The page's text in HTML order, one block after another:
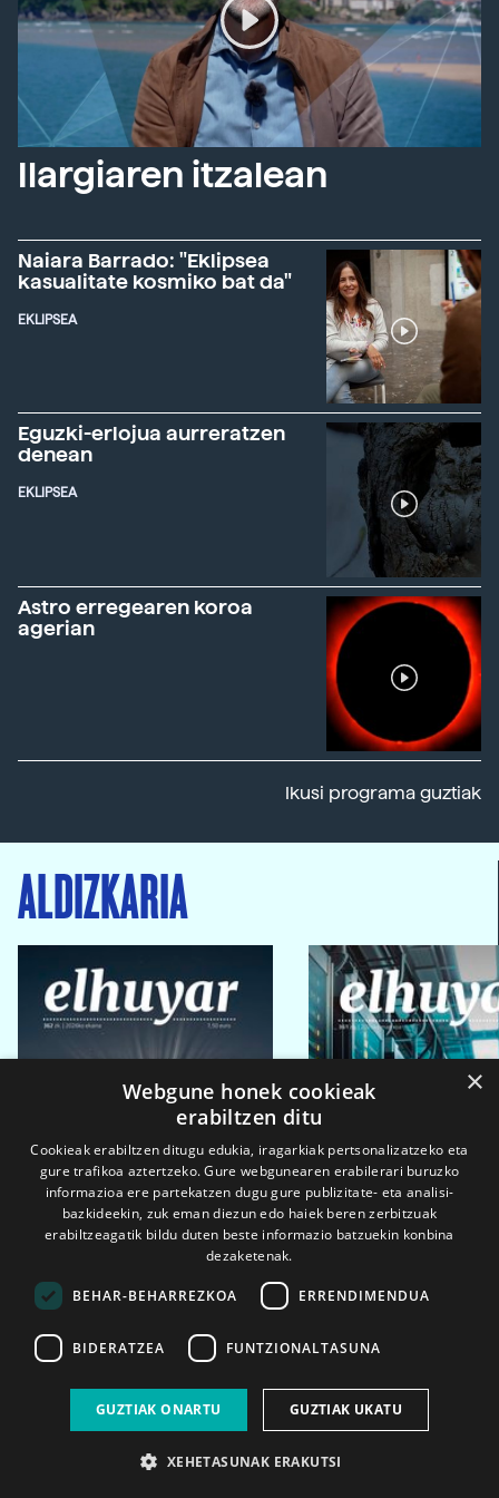
Ilargiaren itzalean
Naiara Barrado: "Eklipsea
kasualitate kosmiko bat da"
EKLIPSEA
Eguzki-erlojua aurreratzen
denean
EKLIPSEA
Astro erregearen koroa
agerian
Ikusi programa guztiak
ALDIZKARIA
2026ko eka. 1a 2026ko mar. 1a
×
Webgune honek cookieak
erabiltzen ditu
Cookieak erabiltzen ditugu edukia, iragarkiak pertsonalizatzeko eta
gure trafikoa aztertzeko. Gure webgunearen erabilerari buruzko
informazioa ere partekatzen dugu gure publizitate- eta analisi-
bazkideekin, zuk eman diezun edo haiek beren zerbitzuak
erabiltzeagatik bildu duten beste informazio batzuekin konbina
dezaketenak.
BEHAR-BEHARREZKOA ERRENDIMENDUA
BIDERATZEA FUNTZIONALTASUNA
GUZTIAK ONARTU GUZTIAK UKATU
XEHETASUNAK ERAKUTSI